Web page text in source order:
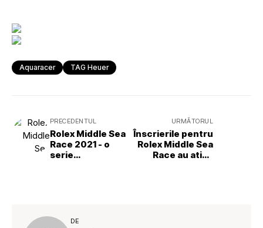
Aquaracer TAG Heuer
PRECEDENTUL
Rolex Middle Sea
Race 2021 - o
serie
URMĂTORUL
Înscrierile pentru
Rolex Middle Sea
Race au atins
DE